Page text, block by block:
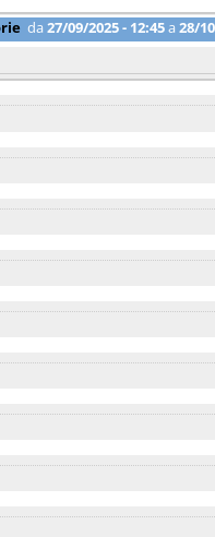
da 27/09/2025 - 12:45a 28/